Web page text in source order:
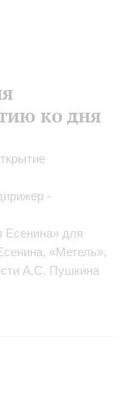
ко дня
-
Есенина» для
«Метель»,
А.С. Пушкина